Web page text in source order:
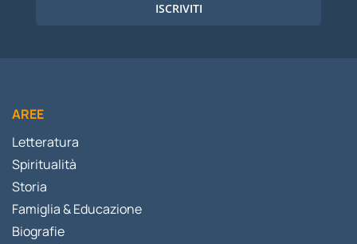
ISCRIVITI
AREE
Letteratura
Spiritualità
Storia
Famiglia & Educazione
Biografie